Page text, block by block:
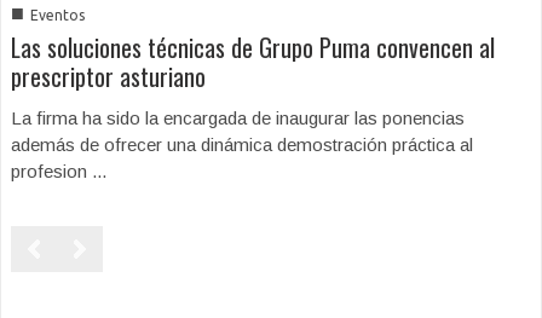
■ Eventos
Las soluciones técnicas de Grupo Puma convencen al
prescriptor asturiano
La firma ha sido la encargada de inaugurar las ponencias
además de ofrecer una dinámica demostración práctica al
profesion ...